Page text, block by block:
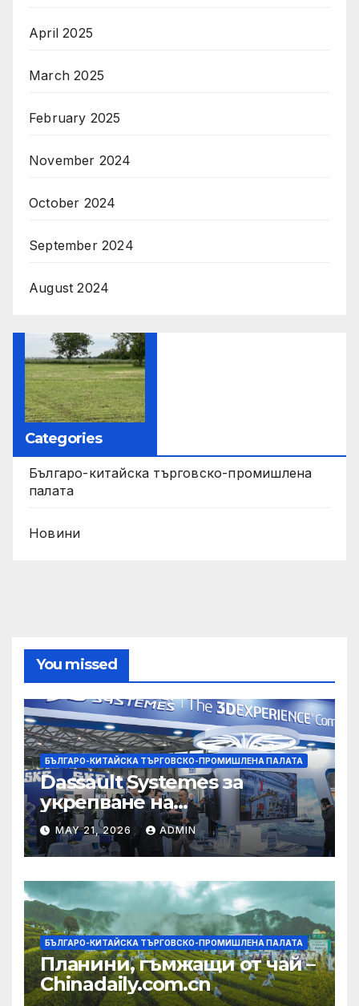
April 2025
March 2025
February 2025
November 2024
October 2024
September 2024
August 2024
Categories
Българо-китайска търговско-промишлена
палата
Новини
You missed
БЪЛГАРО-КИТАЙСКА ТЪРГОВСКО-ПРОМИШЛЕНА ПАЛАТА
Dassault Systemes за
укрепване на
изграждането на AI
екосистема в Китай
MAY 21, 2026 ADMIN
БЪЛГАРО-КИТАЙСКА ТЪРГОВСКО-ПРОМИШЛЕНА ПАЛАТА
Планини, гъмжащи от чай –
Chinadaily.com.cn